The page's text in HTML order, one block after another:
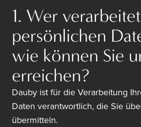
1. Wer
persönlichen
wie können Sie
erreichen?
Dauby ist für die Verarbeitung
Daten verantwortlich, die Sie
übermitteln.